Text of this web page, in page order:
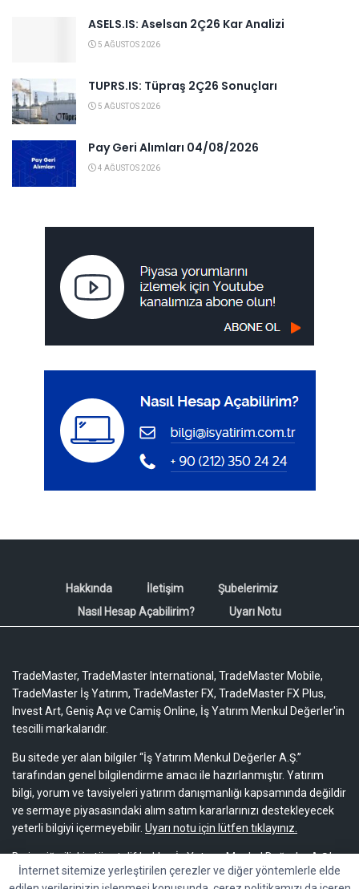
ASELS.IS: Aselsan 2Ç26 Kar Analizi
5 AĞUSTOS 2026
TUPRS.IS: Tüpraş 2Ç26 Sonuçları
5 AĞUSTOS 2026
Pay Geri Alımları 04/08/2026
4 AĞUSTOS 2026
Hakkında İletişim
Şubelerimiz
Nasıl Hesap Açabilirim?
Uyarı Notu
TradeMaster, TradeMaster International, TradeMaster Mobile,
TradeMaster İş Yatırım, TradeMaster FX, TradeMaster FX Plus,
Invest Art, Geniş Açı ve Camiş Online, İş Yatırım Menkul Değerler'in
tescilli markalarıdır.
Bu sitede yer alan bilgiler “İş Yatırım Menkul Değerler A.Ş.”
tarafından genel bilgilendirme amacı ile hazırlanmıştır. Yatırım
bilgi, yorum ve tavsiyeleri yatırım danışmanlığı kapsamında değildir
ve sermaye piyasasındaki alım satım kararlarınızı destekleyecek
yeterli bilgiyi içermeyebilir. Uyarı notu için lütfen tıklayınız.
Bu içeriğe ilişkin tüm telif hakları İş Yatırım Menkul Değerler A.Ş.’ye
aittir. Bu içerik, açık iznimiz olmaksızın başkaları tarafından
İnternet sitemize yerleştirilen çerezler ve diğer yöntemlerle elde